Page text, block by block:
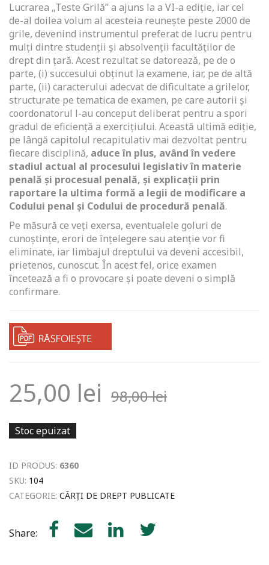
Lucrarea „Teste Grilă” a ajuns la a VI-a ediție, iar cel
de-al doilea volum al acesteia reunește peste 2000 de
grile, devenind instrumentul preferat de lucru pentru
mulți dintre studenții și absolvenții facultăților de
drept din țară. Acest rezultat se datorează, pe de o
parte, (i) succesului obținut la examene, iar, pe de altă
parte, (ii) caracterului adecvat de dificultate a grilelor,
structurate pe tematica de examen, pe care autorii și
coordonatorul l-au conceput deliberat pentru a spori
gradul de eficiență a exercițiului. Această ultimă ediție,
pe lângă capitolul recapitulativ mai dezvoltat pentru
fiecare disciplină, aduce în plus, având în vedere
stadiul actual al procesului legislativ în materie
penală și procesual penală, și explicații prin
raportare la ultima formă a legii de modificare a
Codului penal și Codului de procedură penală.
Pe măsură ce veți exersa, eventualele goluri de
cunoștințe, erori de înțelegere sau atenție vor fi
eliminate, iar limbajul dreptului va deveni accesibil,
prietenos, cunoscut. În acest fel, orice examen
încetează a fi o provocare și poate deveni o simplă
confirmare.
98,00lei
25,00 lei
Stoc epuizat
ID PRODUS: 6360
SKU: 104
CATEGORIE: CĂRȚI DE DREPT PUBLICATE
Share: